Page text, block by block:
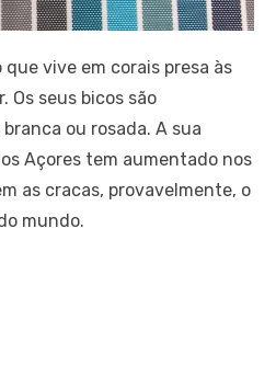
vive em corais presa às
Os seus bicos são
ou rosada. A sua
Açores tem aumentado nos
as cracas, provavelmente, o
mundo.